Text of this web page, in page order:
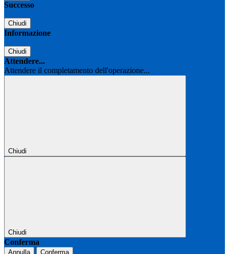
Successo
Chiudi
Informazione
Chiudi
Attendere...
Attendere il completamento dell'operazione...
Chiudi
Chiudi
Conferma
Annulla Conferma